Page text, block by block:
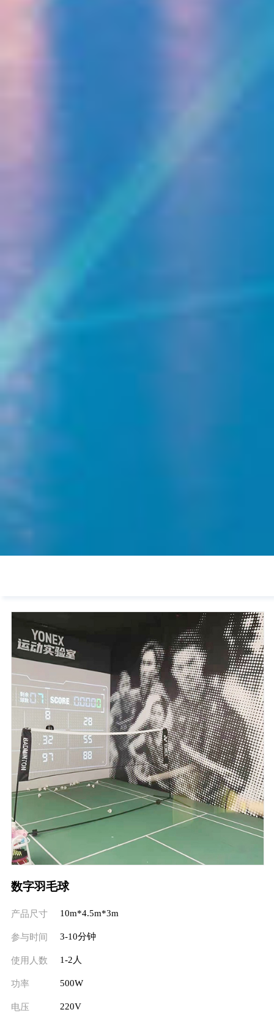
数字羽毛球
产品尺寸 10m*4.5m*3m
参与时间 3-10分钟
使用人数 1-2人
功率 500W
电压 220V